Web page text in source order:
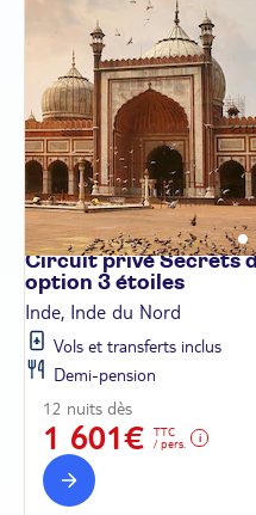
Circuit privé Secrets
option 3 étoiles
Inde, Inde du Nord
Vols et transferts inclus
Demi-pension
12 nuits dès
1 601€
TTC
/ pers.